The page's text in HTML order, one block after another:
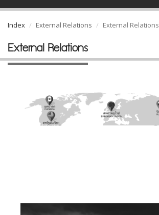
Index External Relations External Relations
External Relations